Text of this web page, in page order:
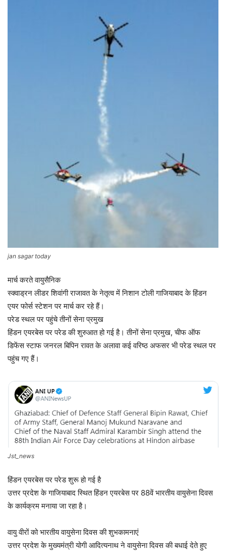
jan sagar today
मार्च करते वायुसैनिक
स्क्वाड्रन लीडर शिवांगी राजावत के नेतृत्व में निशान टोली गाजियाबाद के हिंडन
एयर फोर्स स्टेशन पर मार्च कर रहे हैं।
परेड स्थल पर पहुंचे तीनों सेना प्रमुख
हिंडन एयरबेस पर परेड की शुरुआत हो गई है। तीनों सेना प्रमुख, चीफ ऑफ
डिफेंस स्टाफ जनरल बिपिन रावत के अलावा कई वरिष्ठ अफसर भी परेड स्थल पर
पहुंच गए हैं।
Jst_news
हिंडन एयरबेस पर परेड शुरू हो गई है
उत्तर प्रदेश के गाजियाबाद स्थित हिंडन एयरबेस पर 88वें भारतीय वायुसेना दिवस
के कार्यक्रम मनाया जा रहा है।
वायु वीरों को भारतीय वायुसेना दिवस की शुभकामनाएं
उत्तर प्रदेश के मुख्यमंत्री योगी आदित्यनाथ ने वायुसेना दिवस की बधाई देते हुए